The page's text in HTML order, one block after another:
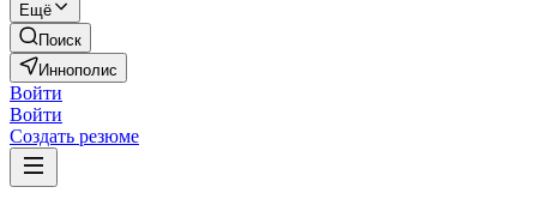
Ещё
Поиск
Иннополис
Войти
Войти
Создать резюме